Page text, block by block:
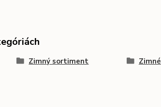
Zimný sortiment Zimné